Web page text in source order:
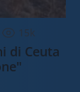
15k
di Ceuta